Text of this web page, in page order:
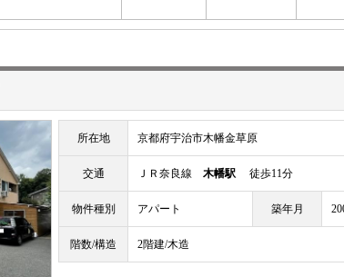
所在地 京都府宇治市木幡金草原
交通 ＪＲ奈良線 木幡駅 徒歩11分
物件種別 アパート 築年月
階数/構造 2階建/木造